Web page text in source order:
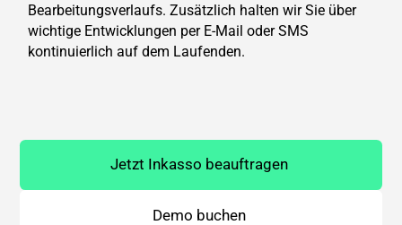
Bearbeitungsverlaufs. Zusätzlich halten wir Sie über
wichtige Entwicklungen per E-Mail oder SMS
kontinuierlich auf dem Laufenden.
Jetzt Inkasso beauftragen
Demo buchen